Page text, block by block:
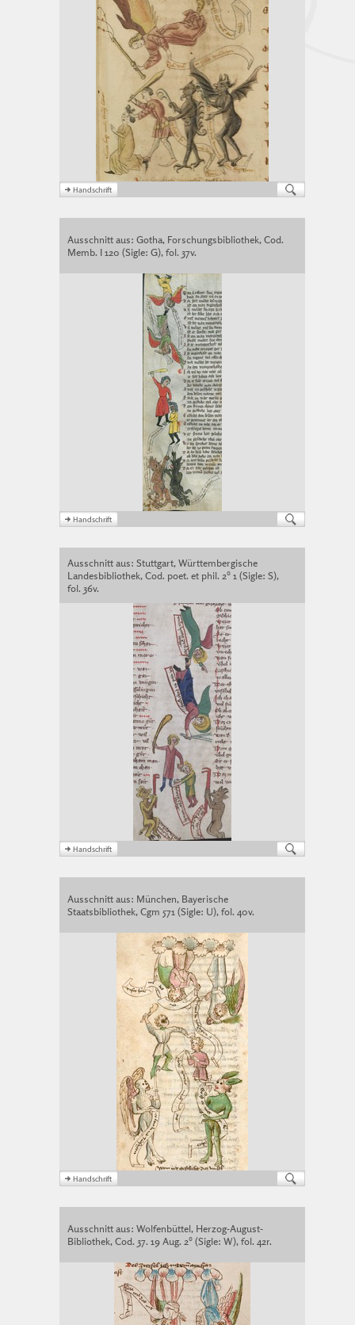
Ausschnitt aus: Gotha, Forschungsbibliothek, Cod.
Memb. I 120 (Sigle: G), fol. 37v.
Ausschnitt aus: Stuttgart, Württembergische
Landesbibliothek, Cod. poet. et phil. 2° 1 (Sigle: S),
fol. 36v.
Ausschnitt aus: München, Bayerische
Staatsbibliothek, Cgm 571 (Sigle: U), fol. 40v.
Ausschnitt aus: Wolfenbüttel, Herzog-August-
Bibliothek, Cod. 37. 19 Aug. 2° (Sigle: W), fol. 42r.